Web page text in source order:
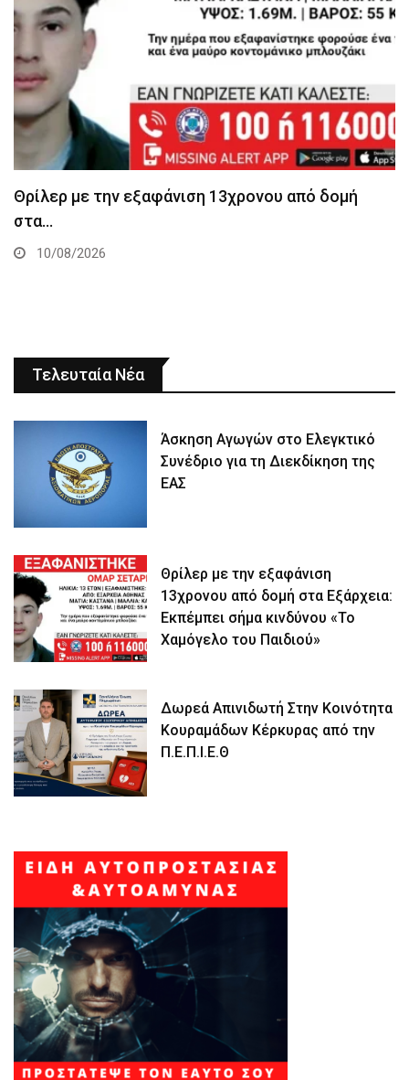
Θρίλερ με την εξαφάνιση 13χρονου από δομή
στα…
10/08/2026
Τελευταία Νέα
Άσκηση Αγωγών στο Ελεγκτικό
Συνέδριο για τη Διεκδίκηση της
ΕΑΣ
Θρίλερ με την εξαφάνιση
13χρονου από δομή στα Εξάρχεια:
Εκπέμπει σήμα κινδύνου «Το
Χαμόγελο του Παιδιού»
Δωρεά Απινιδωτή Στην Κοινότητα
Κουραμάδων Κέρκυρας από την
Π.Ε.Π.Ι.Ε.Θ